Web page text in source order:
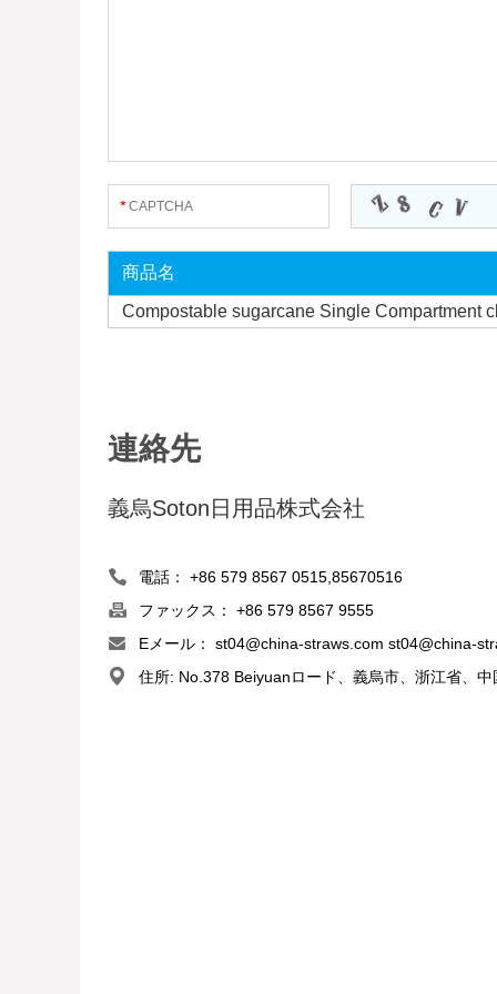
商品名
Compostable sugarcane Single Compartment
連絡先
義烏Soton日用品株式会社
電話： +86 579 8567 0515,85670516
ファックス： +86 579 8567 9555
Eメール： st04@china-straws.com st04@china-
住所: No.378 Beiyuanロード、義烏市、浙江省、中